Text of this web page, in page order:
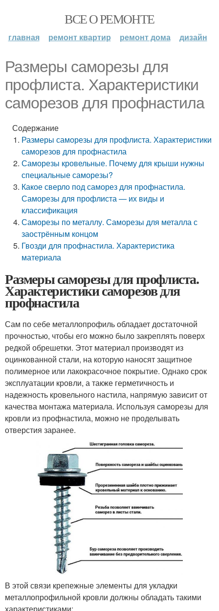
ВСЕ О РЕМОНТЕ
главная ремонт квартир ремонт дома дизайн
Размеры саморезы для
профлиста. Характеристики
саморезов для профнастила
Содержание
Размеры саморезы для профлиста. Характеристики
саморезов для профнастила
Саморезы кровельные. Почему для крыши нужны
специальные саморезы?
Какое сверло под саморез для профнастила.
Саморезы для профлиста — их виды и
классификация
Саморезы по металлу. Саморезы для металла с
заострённым концом
Гвозди для профнастила. Характеристика
материала
Размеры саморезы для профлиста.
Характеристики саморезов для
профнастила
Сам по себе металлопрофиль обладает достаточной
прочностью, чтобы его можно было закреплять поверх
редкой обрешетки. Этот материал производят из
оцинкованной стали, на которую наносят защитное
полимерное или лакокрасочное покрытие. Однако срок
эксплуатации кровли, а также герметичность и
надежность кровельного настила, напрямую зависит от
качества монтажа материала. Используя саморезы для
кровли из профнастила, можно не проделывать
отверстия заранее.
В этой связи крепежные элементы для укладки
металлопрофильной кровли должны обладать такими